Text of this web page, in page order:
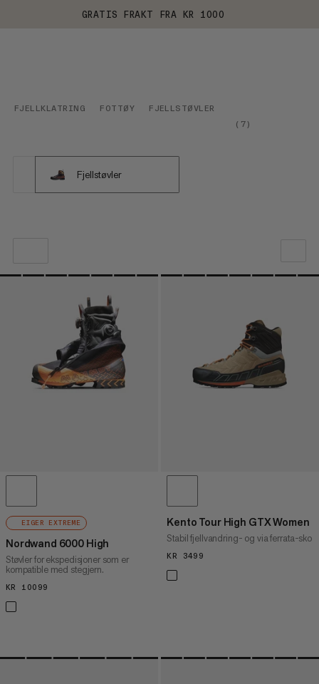
GRATIS FRAKT FRA KR 1000
FJELLKLATRING FOTTØY
FJELLSTØVLER
( 7)
Fjellstøvler
VÅR ANBEFALING
PRIS HØY TIL LAV
HVA ER NYTT
EIGER EXTREME
Nordwand 6000 High
Støvler for ekspedisjoner som er
kompatible med stegjern.
KR 10099
Kento Tour High GTX Women
Stabil fjellvandring- og via ferrata-sko
KR 3499